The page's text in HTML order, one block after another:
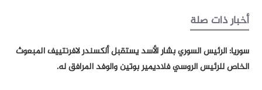
أخبار ذات صلة
سوريا: الرئيس السوري بشار الأسد يستقبل ألكسندر لافرنتييف المبعوث
الخاص للرئيس الروسي فلاديمير بوتين والوفد المرافق له.